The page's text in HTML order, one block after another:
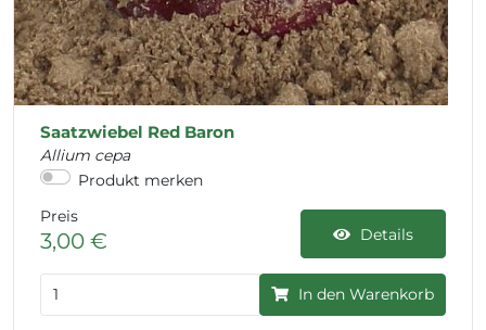
Saatzwiebel Red Baron
Allium cepa
Produkt merken
Preis
3,00 € Details
In den Warenkorb